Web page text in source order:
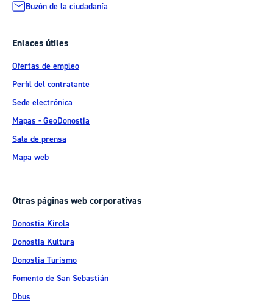
Buzón de la ciudadanía
Enlaces útiles
Ofertas de empleo
Perfil del contratante
Sede electrónica
Mapas - GeoDonostia
Sala de prensa
Mapa web
Otras páginas web corporativas
Donostia Kirola
Donostia Kultura
Donostia Turismo
Fomento de San Sebastián
Dbus